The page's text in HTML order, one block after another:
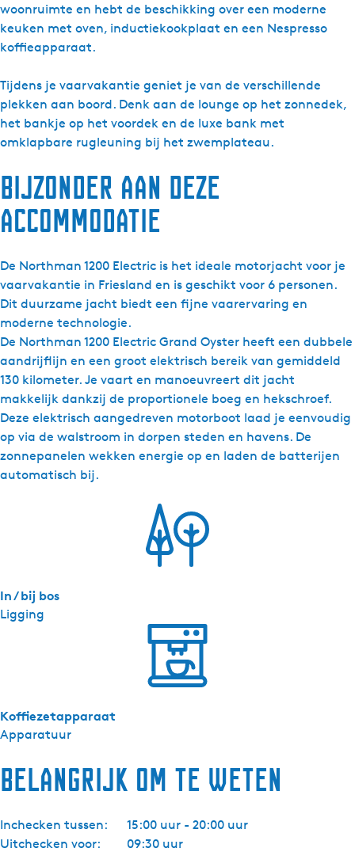
woonruimte en hebt de beschikking over een moderne
keuken met oven, inductiekookplaat en een Nespresso
koffieapparaat.
Tijdens je vaarvakantie geniet je van de verschillende
plekken aan boord. Denk aan de lounge op het zonnedek,
het bankje op het voordek en de luxe bank met
omklapbare rugleuning bij het zwemplateau.
Bijzonder aan deze
accommodatie
De Northman 1200 Electric is het ideale motorjacht voor je
vaarvakantie in Friesland en is geschikt voor 6 personen.
Dit duurzame jacht biedt een fijne vaarervaring en
moderne technologie.
De Northman 1200 Electric Grand Oyster heeft een dubbele
aandrijflijn en een groot elektrisch bereik van gemiddeld
130 kilometer. Je vaart en manoeuvreert dit jacht
makkelijk dankzij de proportionele boeg en hekschroef.
Deze elektrisch aangedreven motorboot laad je eenvoudig
op via de walstroom in dorpen steden en havens. De
zonnepanelen wekken energie op en laden de batterijen
automatisch bij.
Ligging
In / bij bos
Apparatuur
Koffiezetapparaat
Belangrijk om te weten
Inchecken tussen:
15:00 uur - 20:00 uur
Uitchecken voor:
09:30 uur
a
c
h
s
-
N
o
t
h
m
a
1
2
0
0
E
l
e
c
t
r
i
c
d
r